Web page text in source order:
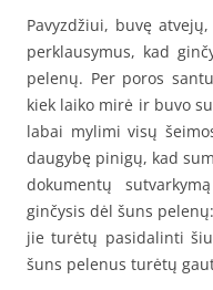
Pavyzdžiui, buvę
perklausymus, kad
pelenų. Per poros
kiek laiko mirė ir buvo
labai mylimi visų
daugybę pinigų, kad
dokumentų
ginčysis dėl šuns
jie turėtų pasidalinti
šuns pelenus turėtų